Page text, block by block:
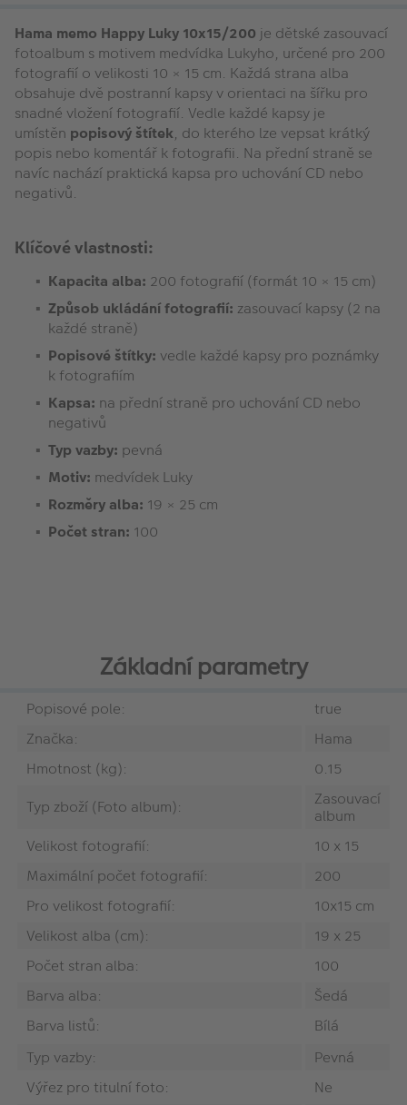
Hama memo Happy Luky 10x15/200 je dětské zasouvací
fotoalbum s motivem medvídka Lukyho, určené pro 200
fotografií o velikosti 10 × 15 cm. Každá strana alba
obsahuje dvě postranní kapsy v orientaci na šířku pro
snadné vložení fotografií. Vedle každé kapsy je
umístěn popisový štítek, do kterého lze vepsat krátký
popis nebo komentář k fotografii. Na přední straně se
navíc nachází praktická kapsa pro uchování CD nebo
negativů.
Klíčové vlastnosti:
Kapacita alba: 200 fotografií (formát 10 × 15 cm)
Způsob ukládání fotografií: zasouvací kapsy (2 na
každé straně)
Popisové štítky: vedle každé kapsy pro poznámky
k fotografiím
Kapsa: na přední straně pro uchování CD nebo
negativů
Typ vazby: pevná
Motiv: medvídek Luky
Rozměry alba: 19 × 25 cm
Počet stran: 100
Základní parametry
Popisové pole:
true
Značka:
Hama
Hmotnost (kg):
0.15
Typ zboží (Foto album):
Zasouvací
album
Velikost fotografií:
10 x 15
Maximální počet fotografií:
200
Pro velikost fotografií:
10x15 cm
Velikost alba (cm):
19 x 25
Počet stran alba:
100
Barva alba:
Šedá
Barva listů:
Bílá
Typ vazby:
Pevná
Výřez pro titulní foto:
Ne